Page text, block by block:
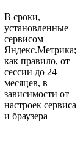
В сроки,
установленные
сервисом
Яндекс.Метрика;
как правило, от
сессии до 24
месяцев, в
зависимости от
настроек сервиса
и браузера